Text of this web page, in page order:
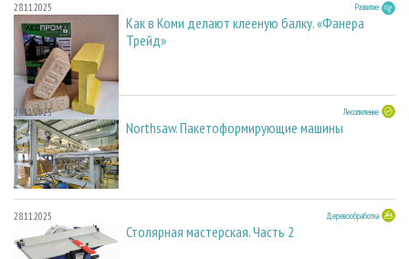
28.11.2025 Развитие
Как в Коми делают клееную балку. «Фанера
Трейд»
28.11.2025 Лесопиление
Northsaw. Пакетоформирующие машины
28.11.2025 Деревообработка
Столярная мастерская. Часть 2